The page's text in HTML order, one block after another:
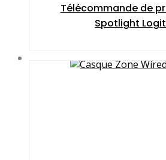
Télécommande de
Spotlight